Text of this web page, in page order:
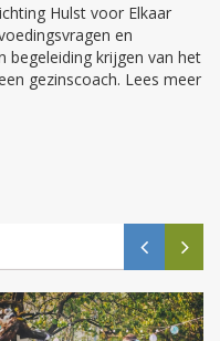
Hulst voor Elkaar
en
begeleiding krijgen van het
gezinscoach. Lees meer